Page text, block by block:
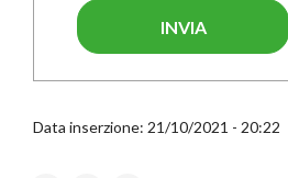
INVIA
Data inserzione: 21/10/2021 - 20:22